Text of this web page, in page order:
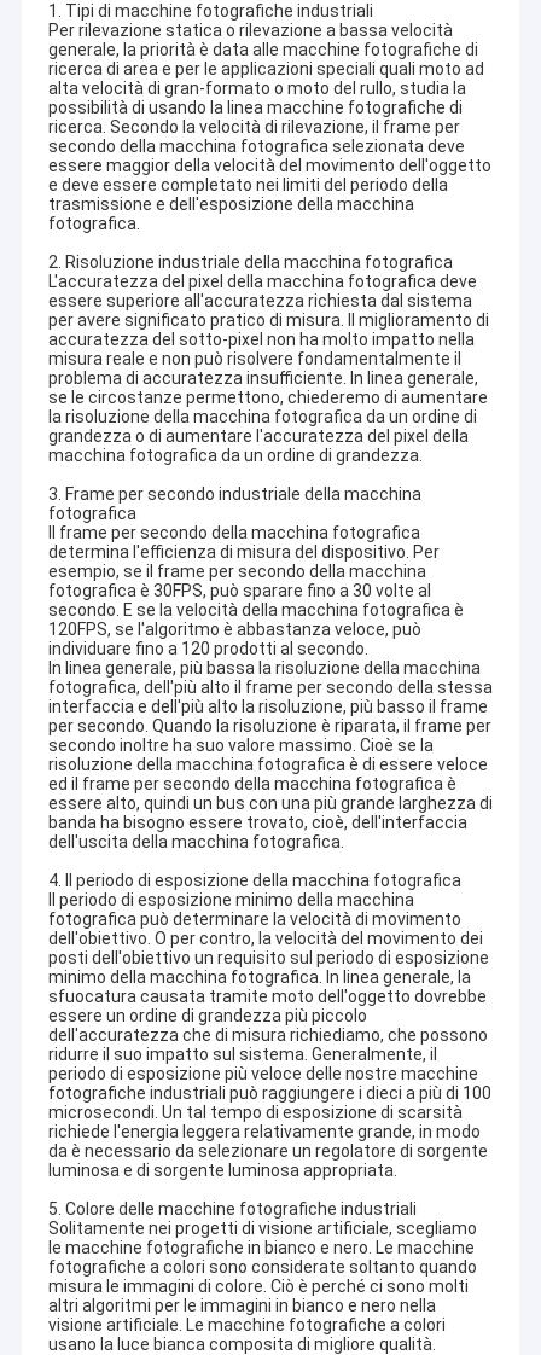
1. Tipi di macchine fotografiche industriali
Per rilevazione statica o rilevazione a bassa velocità
generale, la priorità è data alle macchine fotografiche di
ricerca di area e per le applicazioni speciali quali moto ad
alta velocità di gran-formato o moto del rullo, studia la
possibilità di usando la linea macchine fotografiche di
ricerca. Secondo la velocità di rilevazione, il frame per
secondo della macchina fotografica selezionata deve
essere maggior della velocità del movimento dell'oggetto
e deve essere completato nei limiti del periodo della
trasmissione e dell'esposizione della macchina
fotografica.
2. Risoluzione industriale della macchina fotografica
L'accuratezza del pixel della macchina fotografica deve
essere superiore all'accuratezza richiesta dal sistema
per avere significato pratico di misura. Il miglioramento di
accuratezza del sotto-pixel non ha molto impatto nella
misura reale e non può risolvere fondamentalmente il
problema di accuratezza insufficiente. In linea generale,
se le circostanze permettono, chiederemo di aumentare
la risoluzione della macchina fotografica da un ordine di
grandezza o di aumentare l'accuratezza del pixel della
macchina fotografica da un ordine di grandezza.
3. Frame per secondo industriale della macchina
fotografica
Il frame per secondo della macchina fotografica
determina l'efficienza di misura del dispositivo. Per
esempio, se il frame per secondo della macchina
fotografica è 30FPS, può sparare fino a 30 volte al
secondo. E se la velocità della macchina fotografica è
120FPS, se l'algoritmo è abbastanza veloce, può
individuare fino a 120 prodotti al secondo.
In linea generale, più bassa la risoluzione della macchina
fotografica, dell'più alto il frame per secondo della stessa
interfaccia e dell'più alto la risoluzione, più basso il frame
per secondo. Quando la risoluzione è riparata, il frame per
secondo inoltre ha suo valore massimo. Cioè se la
risoluzione della macchina fotografica è di essere veloce
ed il frame per secondo della macchina fotografica è
essere alto, quindi un bus con una più grande larghezza di
banda ha bisogno essere trovato, cioè, dell'interfaccia
dell'uscita della macchina fotografica.
4. Il periodo di esposizione della macchina fotografica
Il periodo di esposizione minimo della macchina
fotografica può determinare la velocità di movimento
dell'obiettivo. O per contro, la velocità del movimento dei
posti dell'obiettivo un requisito sul periodo di esposizione
minimo della macchina fotografica. In linea generale, la
sfuocatura causata tramite moto dell'oggetto dovrebbe
essere un ordine di grandezza più piccolo
dell'accuratezza che di misura richiediamo, che possono
ridurre il suo impatto sul sistema. Generalmente, il
periodo di esposizione più veloce delle nostre macchine
fotografiche industriali può raggiungere i dieci a più di 100
microsecondi. Un tal tempo di esposizione di scarsità
richiede l'energia leggera relativamente grande, in modo
da è necessario da selezionare un regolatore di sorgente
luminosa e di sorgente luminosa appropriata.
5. Colore delle macchine fotografiche industriali
Solitamente nei progetti di visione artificiale, scegliamo
le macchine fotografiche in bianco e nero. Le macchine
fotografiche a colori sono considerate soltanto quando
misura le immagini di colore. Ciò è perché ci sono molti
altri algoritmi per le immagini in bianco e nero nella
visione artificiale. Le macchine fotografiche a colori
usano la luce bianca composita di migliore qualità.